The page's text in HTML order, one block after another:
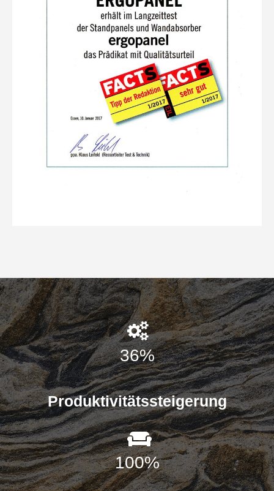
36%
Produktivitätssteigerung
100%